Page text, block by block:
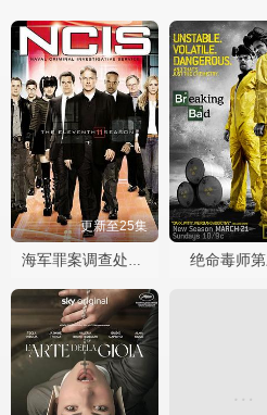
更新至25集
海军罪案调查处第十一季 绝命毒师